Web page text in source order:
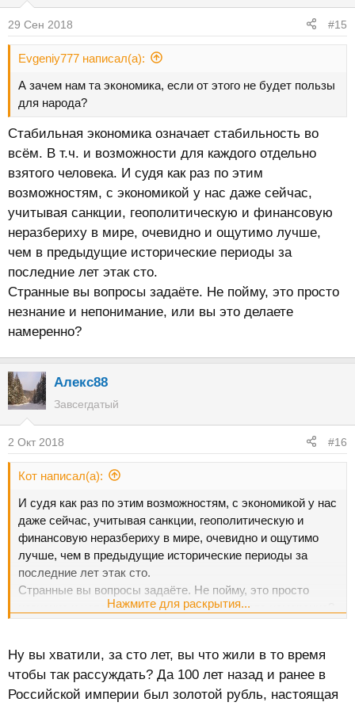
29 Сен 2018 #15
Evgeniy777 написал(а):
А зачем нам та экономика, если от этого не будет пользы
для народа?
Стабильная экономика означает стабильность во
всём. В т.ч. и возможности для каждого отдельно
взятого человека. И судя как раз по этим
возможностям, с экономикой у нас даже сейчас,
учитывая санкции, геополитическую и финансовую
неразбериху в мире, очевидно и ощутимо лучше,
чем в предыдущие исторические периоды за
последние лет этак сто.
Странные вы вопросы задаёте. Не пойму, это просто
незнание и непонимание, или вы это делаете
намеренно?
Алекс88
Завсегдатый
2 Окт 2018 #16
Кот написал(а):
И судя как раз по этим возможностям, с экономикой у нас
даже сейчас, учитывая санкции, геополитическую и
финансовую неразбериху в мире, очевидно и ощутимо
лучше, чем в предыдущие исторические периоды за
последние лет этак сто.
Странные вы вопросы задаёте. Не пойму, это просто
незнание и непонимание, или вы это делаете намеренно?
Нажмите для раскрытия...
Ну вы хватили, за сто лет, вы что жили в то время
чтобы так рассуждать? Да 100 лет назад и ранее в
Российской империи был золотой рубль, настоящая